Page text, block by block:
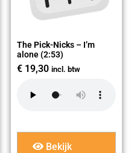
The Pick-Nicks – I’m
alone (2:53)
€ 19,30 incl. btw
Bekijk